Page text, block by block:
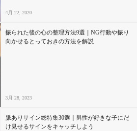
4月 22, 2020
振られた後の心の整理方法9選｜NG行動や振り
向かせるとっておきの方法を解説
3月 28, 2023
脈ありサイン総特集30選｜男性が好きな子にだ
け見せるサインをキャッチしよう